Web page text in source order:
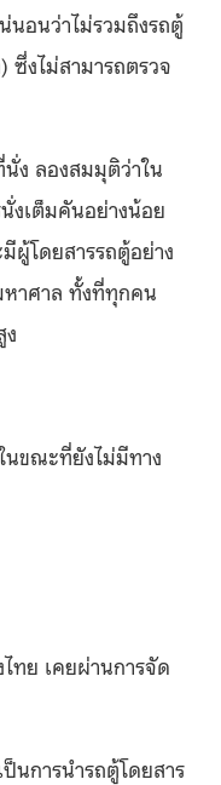
อนว่าไม่รวมถึงรถตู้
งไม่สามารถตรวจ
ง ลองสมมุติว่าใน
งเต็มคันอย่างน้อย
ผู้โดยสารรถตู้อย่าง
หาศาล ทั้งที่ทุกคน
นขณะที่ยังไม่มีทาง
ไทย เคยผ่านการจัด
นการนำรถตู้โดยสาร